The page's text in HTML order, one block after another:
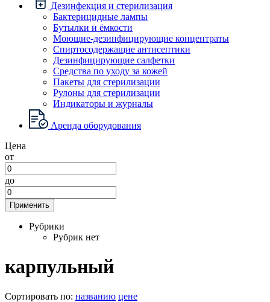
Дезинфекция и стерилизация
Бактерицидные лампы
Бутылки и ёмкости
Моющие-дезинфицирующие концентраты
Спиртосодержащие антисептики
Дезинфицирующие салфетки
Средства по уходу за кожей
Пакеты для стерилизации
Рулоны для стерилизации
Индикаторы и журналы
Аренда оборудования
Цена
от
до
Применить
Рубрики
Рубрик нет
карпульный
Сортировать по: названию цене